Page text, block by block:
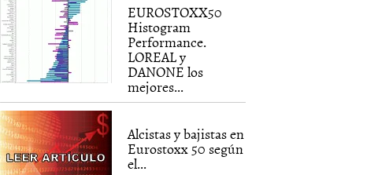
EUROSTOXX50
Histogram
Performance.
LOREAL y
DANONE los
mejores...
Alcistas y bajistas en
Eurostoxx 50 según
el...